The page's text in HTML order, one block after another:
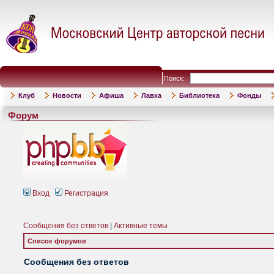
Поиск:
Клуб Новости Афиша Лавка Библиотека Фонды
Форум
Вход Регистрация
Сообщения без ответов Активные темы
Список форумов
Сообщения без ответов